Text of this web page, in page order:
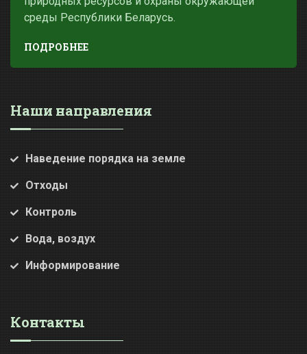
среды Республики Беларусь.
ПОДРОБНЕЕ
Наши направления
Наведение порядка на земле
Отходы
Контроль
Вода, воздух
Информирование
Контакты